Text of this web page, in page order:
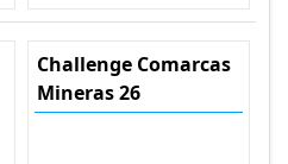
Challenge Comarcas
Mineras 26